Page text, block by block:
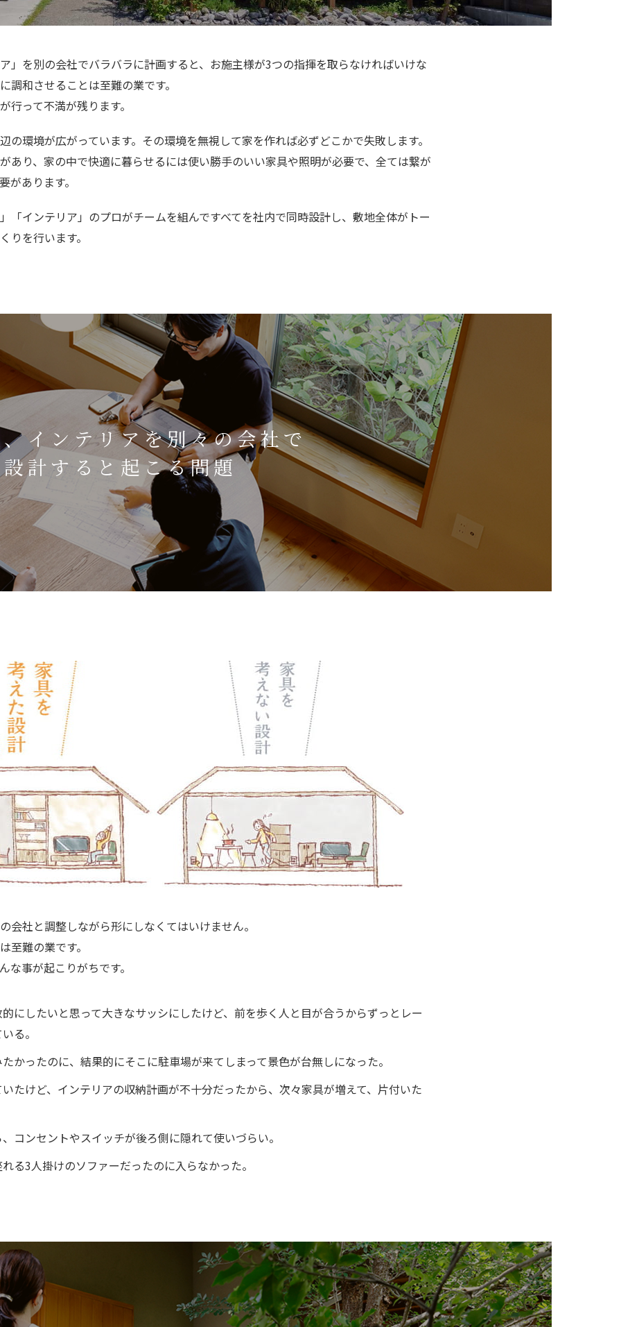
」を別の会社でバラバラに計画すると、お施主様が3つの指揮を取らなければいけな
調和させることは至難の業です。
行って不満が残ります。
の環境が広がっています。その環境を無視して家を作れば必ずどこかで失敗します。
あり、家の中で快適に暮らせるには使い勝手のいい家具や照明が必要で、全ては繋が
があります。
「インテリア」のプロがチームを組んですべてを社内で同時設計し、敷地全体がトー
りを行います。
インテリアを別々の会社で
設計すると起こる問題
会社と調整しながら形にしなくてはいけません。
至難の業です。
な事が起こりがちです。
にしたいと思って大きなサッシにしたけど、前を歩く人と目が合うからずっとレー
る。
かったのに、結果的にそこに駐車場が来てしまって景色が台無しになった。
たけど、インテリアの収納計画が不十分だったから、次々家具が増えて、片付いた
コンセントやスイッチが後ろ側に隠れて使いづらい。
る3人掛けのソファーだったのに入らなかった。